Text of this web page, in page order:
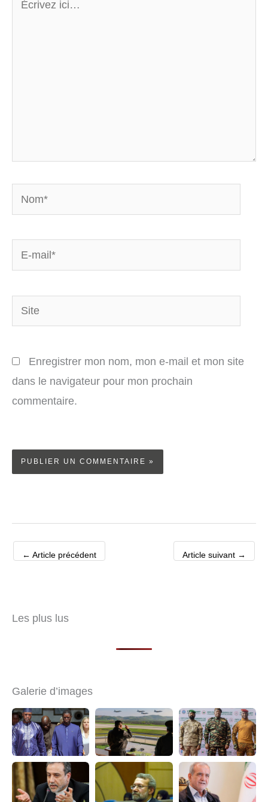
Nom*
E-
mail*
Site
Enregistrer mon nom, mon e-mail et mon site
dans le navigateur pour mon prochain
commentaire.
← Article précédent Article suivant →
Les plus lus
Galerie d’images